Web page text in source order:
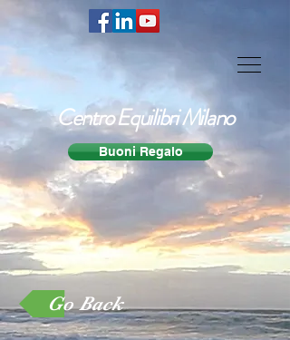
Centro Equilibri Milano
Buoni Regalo
Go Back